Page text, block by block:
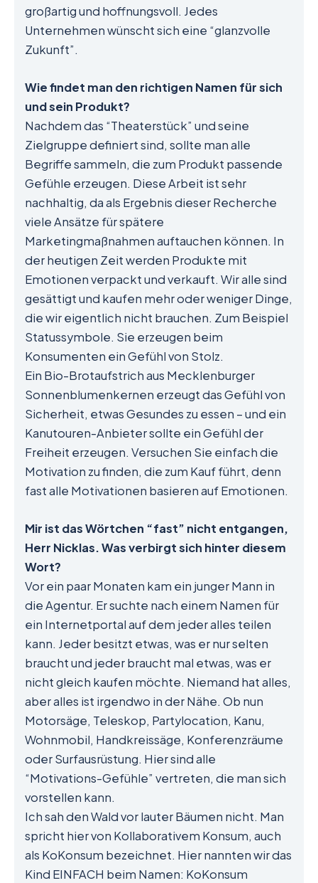
großartig und hoffnungsvoll. Jedes
Unternehmen wünscht sich eine “glanzvolle
Zukunft”.
Wie findet man den richtigen Namen für sich
und sein Produkt?
Nachdem das “Theaterstück” und seine
Zielgruppe definiert sind, sollte man alle
Begriffe sammeln, die zum Produkt passende
Gefühle erzeugen. Diese Arbeit ist sehr
nachhaltig, da als Ergebnis dieser Recherche
viele Ansätze für spätere
Marketingmaßnahmen auftauchen können. In
der heutigen Zeit werden Produkte mit
Emotionen verpackt und verkauft. Wir alle sind
gesättigt und kaufen mehr oder weniger Dinge,
die wir eigentlich nicht brauchen. Zum Beispiel
Statussymbole. Sie erzeugen beim
Konsumenten ein Gefühl von Stolz.
Ein Bio-Brotaufstrich aus Mecklenburger
Sonnenblumenkernen erzeugt das Gefühl von
Sicherheit, etwas Gesundes zu essen – und ein
Kanutouren-Anbieter sollte ein Gefühl der
Freiheit erzeugen. Versuchen Sie einfach die
Motivation zu finden, die zum Kauf führt, denn
fast alle Motivationen basieren auf Emotionen.
Mir ist das Wörtchen “fast” nicht entgangen,
Herr Nicklas. Was verbirgt sich hinter diesem
Wort?
Vor ein paar Monaten kam ein junger Mann in
die Agentur. Er suchte nach einem Namen für
ein Internetportal auf dem jeder alles teilen
kann. Jeder besitzt etwas, was er nur selten
braucht und jeder braucht mal etwas, was er
nicht gleich kaufen möchte. Niemand hat alles,
aber alles ist irgendwo in der Nähe. Ob nun
Motorsäge, Teleskop, Partylocation, Kanu,
Wohnmobil, Handkreissäge, Konferenzräume
oder Surfausrüstung. Hier sind alle
“Motivations-Gefühle” vertreten, die man sich
vorstellen kann.
Ich sah den Wald vor lauter Bäumen nicht. Man
spricht hier von Kollaborativem Konsum, auch
als KoKonsum bezeichnet. Hier nannten wir das
Kind EINFACH beim Namen: KoKonsum